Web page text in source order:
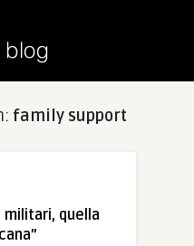
family support
quella